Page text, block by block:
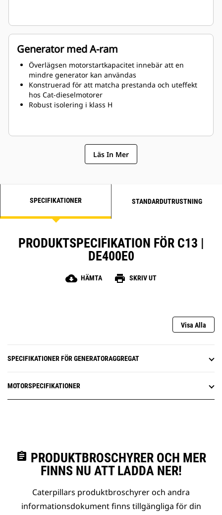
Generator med A-ram
Överlägsen motorstartkapacitet innebär att en
mindre generator kan användas
Konstruerad för att matcha prestanda och uteffekt
hos Cat-dieselmotorer
Robust isolering i klass H
Läs In Mer
SPECIFIKATIONER STANDARDUTRUSTNING
PRODUKTSPECIFIKATION FÖR C13 |
DE400E0
cloud_download HÄMTA print SKRIV UT
Visa Alla
SPECIFIKATIONER FÖR GENERATORAGGREGAT
MOTORSPECIFIKATIONER
assignment PRODUKTBROSCHYRER OCH MER
FINNS NU ATT LADDA NER!
Caterpillars produktbroschyrer och andra
informationsdokument finns tillgängliga för din